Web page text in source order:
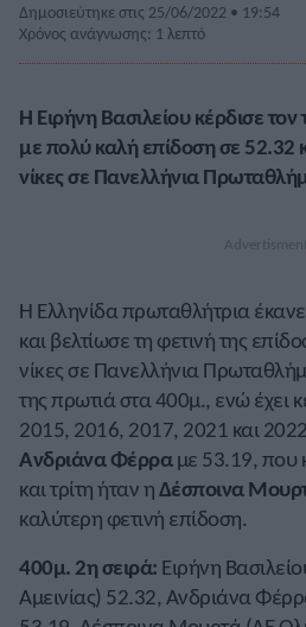
Δημοσιεύτηκε στις 25/06/2022 • 19:54
Χρόνος ανάγνωσης: 1 λεπτό
Η Ειρήνη Βασιλείου κέρδισε
με πολύ καλή επίδοση σε 52.32
νίκες σε Πανελλήνια
Η Ελληνίδα πρωταθλήτρια
και βελτίωσε τη φετινή της
νίκες σε Πανελλήνια
της πρωτιά στα 400μ., ενώ έχει
2015, 2016, 2017, 2021 και
Ανδριάνα Φέρραμε 53.19, που
και τρίτη ήταν ηΔέσποινα
καλύτερη φετινή επίδοση.
400μ. 2η σειρά: Ειρήνη
Αμεινίας) 52.32, Ανδριάνα